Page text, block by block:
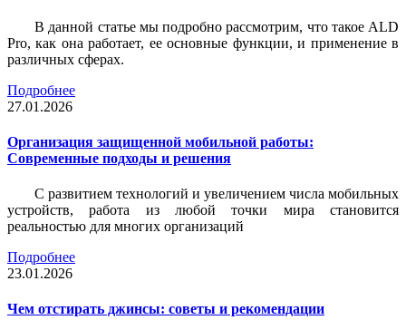
В данной статье мы подробно рассмотрим, что такое ALD
Pro, как она работает, ее основные функции, и применение в
различных сферах.
Подробнее
27.01.2026
Организация защищенной мобильной работы:
Современные подходы и решения
С развитием технологий и увеличением числа мобильных
устройств, работа из любой точки мира становится
реальностью для многих организаций
Подробнее
23.01.2026
Чем отстирать джинсы: советы и рекомендации